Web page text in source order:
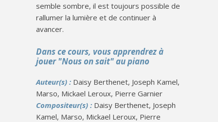
semble sombre, il est toujours possible de
rallumer la lumière et de continuer à
avancer.
Dans ce cours, vous apprendrez à
jouer "Nous on sait" au piano
Auteur(s) : Daisy Berthenet, Joseph Kamel,
Marso, Mickael Leroux, Pierre Garnier
Compositeur(s) : Daisy Berthenet, Joseph
Kamel, Marso, Mickael Leroux, Pierre